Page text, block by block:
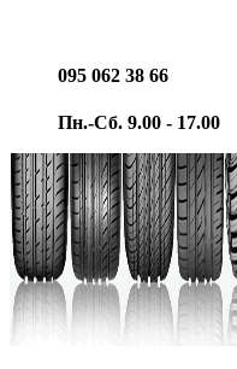
095 062 38 66
Пн.-Сб. 9.00 - 17.00